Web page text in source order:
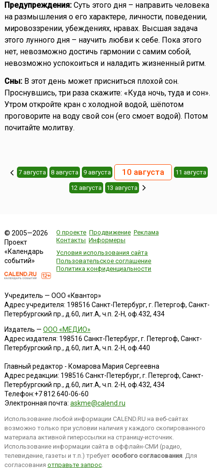
Предупреждения:Суть этого дня – направить человека
на размышления о его характере, личности, поведении,
мировоззрении, убеждениях, нравах. Высшая задача
этого лунного дня – научить любви к себе. Пока этого
нет, невозможно достичь гармонии с самим собой,
невозможно успокоиться и наладить жизненный ритм.
Сны:В этот день может присниться плохой сон.
Проснувшись, три раза скажите: «Куда ночь, туда и сон».
Утром откройте кран с холодной водой, шёпотом
проговорите на воду свой сон (его смоет водой). Потом
почитайте молитву.
7 августа 8 августа 9 августа 10 августа 11 августа
12 августа 13 августа
© 2005—2026
Проект
«Календарь
событий»
О проекте Продвижение Реклама
Контакты Информеры
Условия использования сайта
Пользовательское соглашение
Политика конфиденциальности
Учредитель — ООО «Квантор»
Адрес учредителя: 198516 Санкт-Петербург, г. Петергоф, Санкт-
Петербургский пр., д.60, лит.А, ч.п. 2-Н, оф.432, 434
Издатель — ООО «МЕДИО»
Адрес издателя: 198516 Санкт-Петербург, г. Петергоф, Санкт-
Петербургский пр., д.60, лит.А, ч.п. 2-Н, оф.440
Главный редактор - Комарова Мария Сергеевна
Адрес редакции: 198516 Санкт-Петербург, г. Петергоф, Санкт-
Петербургский пр., д.60, лит.А, ч.п. 2-Н, оф.432, 434
Телефон:+7 812 640-06-60
Электронная почта: askme@calend.ru
Использование любой информации CALEND.RU на веб-сайтах
возможно только при условии наличия у каждого скопированного
материала активной гиперссылки на страницу-источник.
Использование информации сайта в оффлайн-СМИ (радио,
телевидение, газеты и т.п.) требует особого согласования. Для
согласования отправьте запрос.